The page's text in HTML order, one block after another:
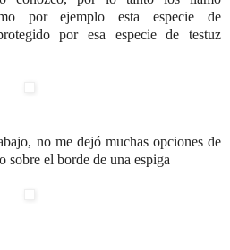
por ejemplo esta especie de
por esa especie de testuz
no me dejó muchas opciones de
sobre el borde de una espiga